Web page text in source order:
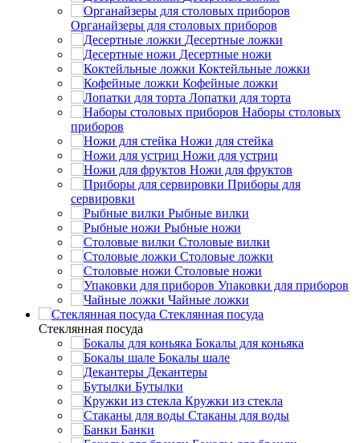
Органайзеры для столовых приборов
Десертные ложки
Десертные ножи
Коктейльные ложки
Кофейные ложки
Лопатки для торта
Наборы столовых
приборов
Ножи для стейка
Ножи для устриц
Ножи для фруктов
Приборы для
сервировки
Рыбные вилки
Рыбные ножи
Столовые вилки
Столовые ложки
Столовые ножи
Упаковки для приборов
Чайные ложки
Стеклянная посуда
Стеклянная посуда
Бокалы для коньяка
Бокалы шале
Декантеры
Бутылки
Кружки из стекла
Стаканы для воды
Банки